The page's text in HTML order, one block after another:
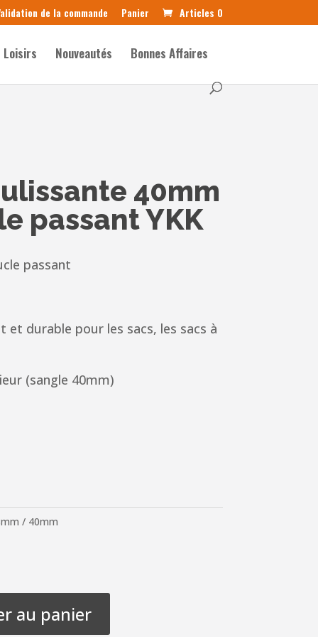
de la commande Panier Articles 0
Loisirs Nouveautés Bonnes Affaires
40mm
passant YKK
passant
durable pour les sacs, les sacs à
(sangle 40mm)
/ 40mm
au panier